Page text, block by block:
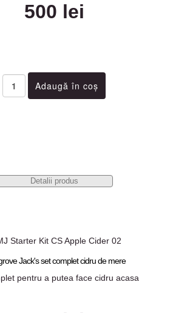
500 lei
Detalii produs
Jack's set complet cidru de mere
pentru a putea face cidru acasa